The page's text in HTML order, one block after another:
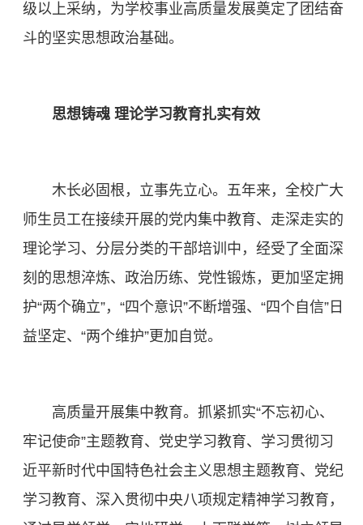
级以上采纳，为学校事业高质量发展奠定了团结奋
斗的坚实思想政治基础。
思想铸魂 理论学习教育扎实有效
木长必固根，立事先立心。五年来，全校广大
师生员工在接续开展的党内集中教育、走深走实的
理论学习、分层分类的干部培训中，经受了全面深
刻的思想淬炼、政治历练、党性锻炼，更加坚定拥
护“两个确立”，“四个意识”不断增强、“四个自信”日
益坚定、“两个维护”更加自觉。
高质量开展集中教育。抓紧抓实“不忘初心、
牢记使命”主题教育、党史学习教育、学习贯彻习
近平新时代中国特色社会主义思想主题教育、党纪
学习教育、深入贯彻中央八项规定精神学习教育，